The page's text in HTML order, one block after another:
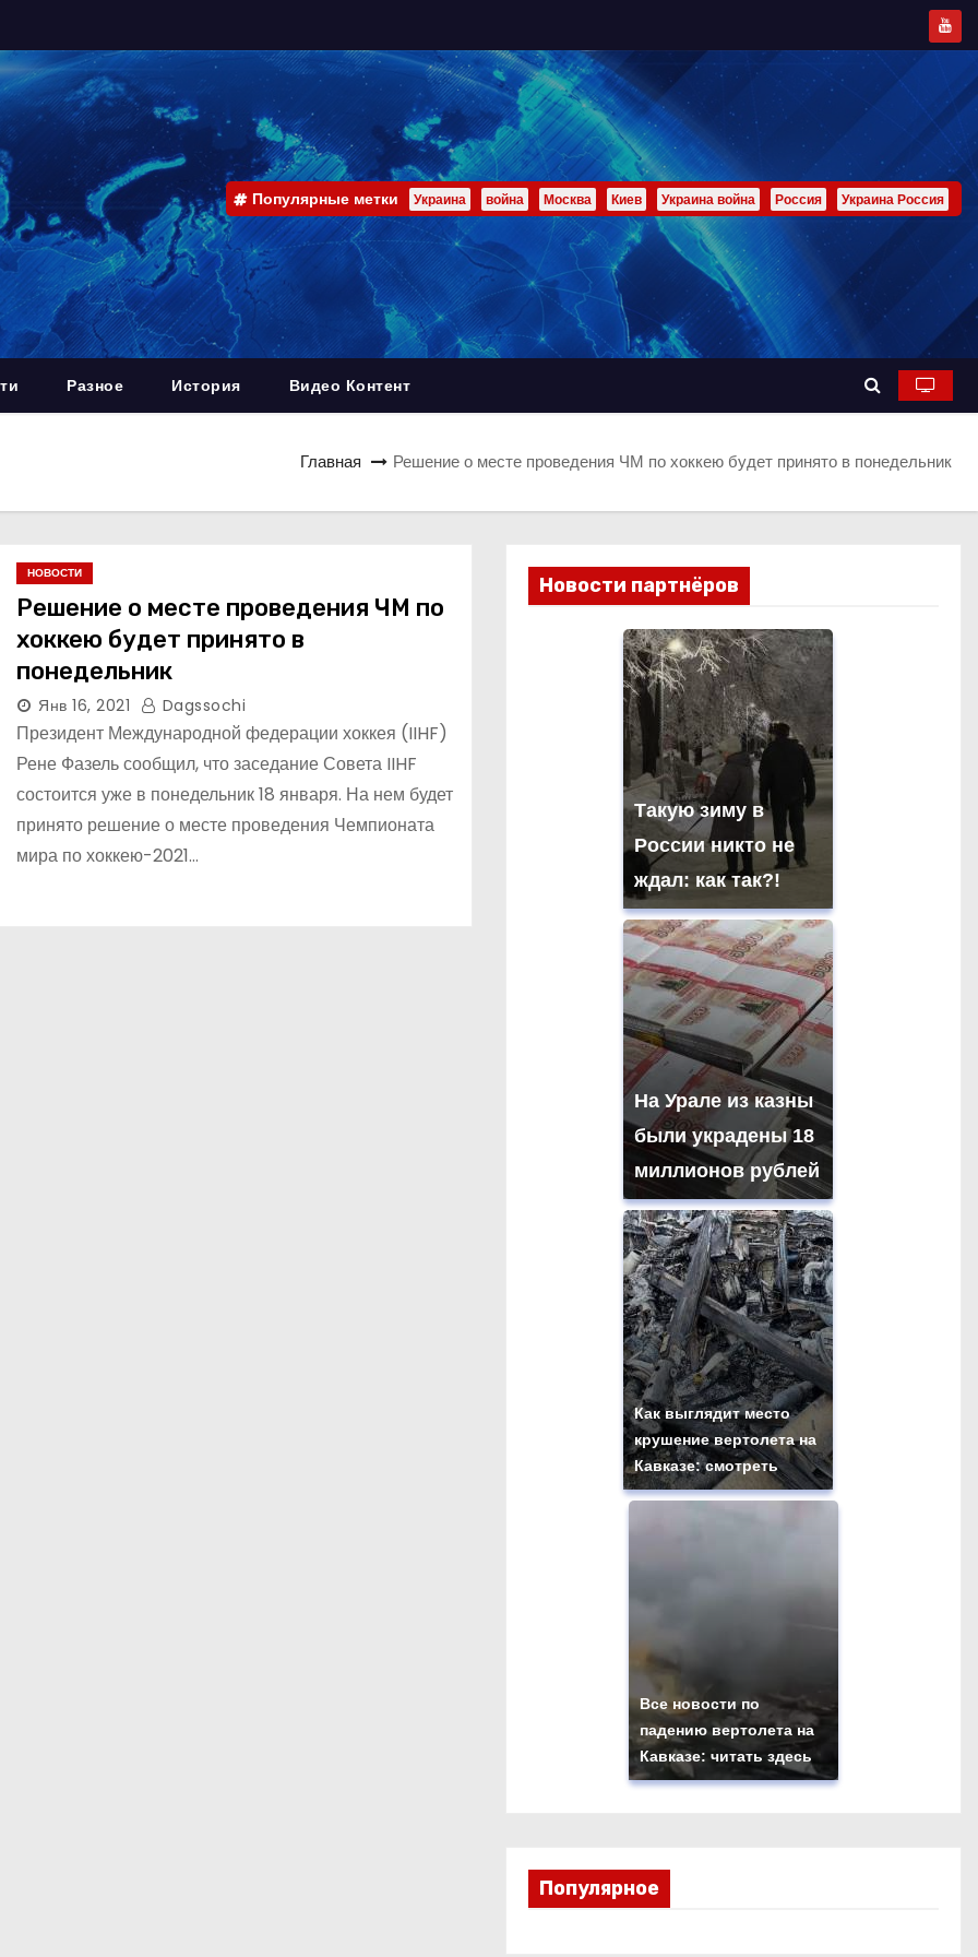
Популярные метки Украина война Москва Киев Украина война Россия Украина Россия
Разное История Видео Контент
Главная Решение о месте проведения ЧМ по хоккею будет принято в понедельник
НОВОСТИ
Решение о месте проведения ЧМ по
хоккею будет принято в
понедельник
Янв 16, 2021 Dagssochi
Президент Международной федерации хоккея (IIHF)
Рене Фазель сообщил, что заседание Совета IIHF
состоится уже в понедельник 18 января. На нем будет
принято решение о месте проведения Чемпионата
мира по хоккею-2021…
Новости партнёров
Такую зиму в
России никто не
ждал: как так?!
На Урале из казны
были украдены 18
миллионов рублей
Как выглядит место
крушение вертолета на
Кавказе: смотреть
Все новости по
падению вертолета на
Кавказе: читать здесь
Популярное